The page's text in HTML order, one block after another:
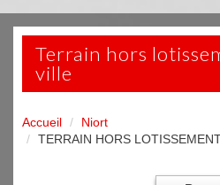
terrain hors lotissement centre
ville
Accueil
Niort
TERRAIN HORS